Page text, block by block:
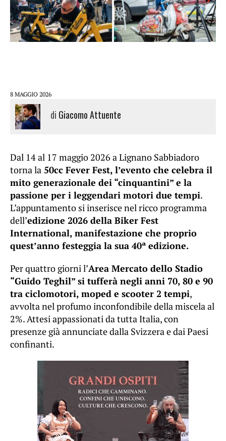
8 MAGGIO 2026
di Giacomo Attuente
Dal 14 al 17 maggio 2026 a Lignano Sabbiadoro
torna la 50cc Fever Fest, l’evento che celebra il
mito generazionale dei “cinquantini” e la
passione per i leggendari motori due tempi.
L’appuntamento si inserisce nel ricco programma
dell’edizione 2026 della Biker Fest
International, manifestazione che proprio
quest’anno festeggia la sua 40ª edizione.
Per quattro giorni l’Area Mercato dello Stadio
“Guido Teghil” si tufferà negli anni 70, 80 e 90
tra ciclomotori, moped e scooter 2 tempi,
avvolta nel profumo inconfondibile della miscela al
2%. Attesi appassionati da tutta Italia, con
presenze già annunciate dalla Svizzera e dai Paesi
confinanti.